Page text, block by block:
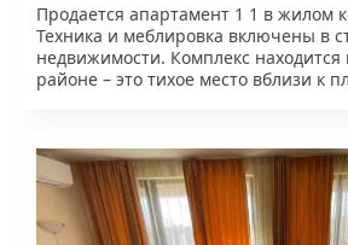
Продается апартамент 1 1 в жилом
Техника и меблировка включены в
недвижимости. Комплекс
районе – это тихое место вблизи к
поддержки.#6098